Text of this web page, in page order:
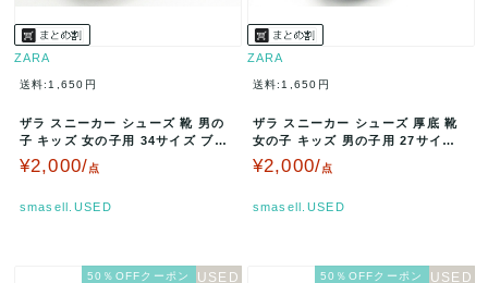
ZARA
送料:1,650円
ザラ スニーカー シューズ 靴 男の
子 キッズ 女の子用 34サイズ ブラ
ウン ZARA 【中古】
¥2,000/点
smasell.USED
ZARA
送料:1,650円
ザラ スニーカー シューズ 厚底 靴
女の子 キッズ 男の子用 27サイズ
ブラック ZARA 【中…
¥2,000/点
smasell.USED
50％OFFクーポン 50％OFFクーポン